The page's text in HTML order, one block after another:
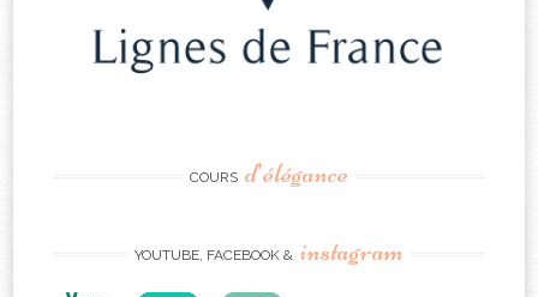
COURS d’élégance
YOUTUBE, FACEBOOK & instagram